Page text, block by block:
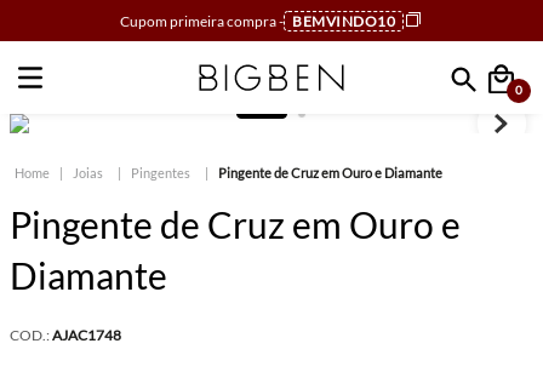
Cupom primeira compra - BEMVINDO10
Faça sua busca
0
Joias Pingentes Pingente de Cruz em Ouro e Diamante
Pingente de Cruz em Ouro e
Diamante
COD.:AJAC1748